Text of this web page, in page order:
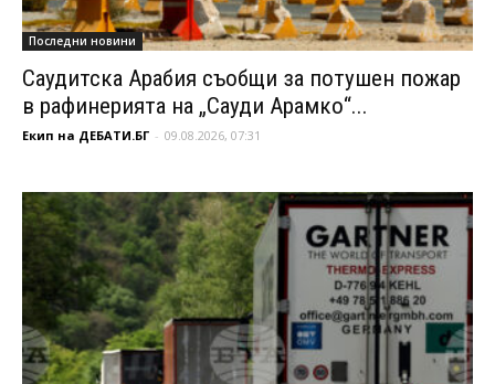
Последни новини
Саудитска Арабия съобщи за потушен пожар
в рафинерията на „Сауди Арамко“...
Екип на ДЕБАТИ.БГ - 09.08.2026, 07:31